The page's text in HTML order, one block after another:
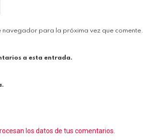
para la próxima vez que comente.
a esta entrada.
los datos de tus comentarios.